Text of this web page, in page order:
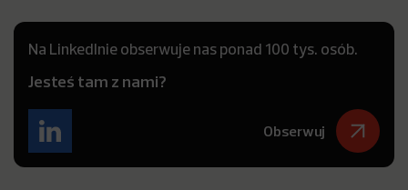
Na LinkedInie obserwuje nas ponad 100 tys. osób.
Jesteś tam z nami?
Obserwuj